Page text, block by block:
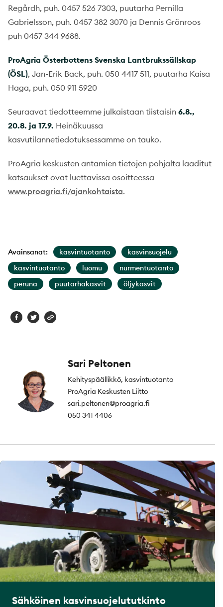
Regårdh, puh. 0457 526 7303, puutarha Pernilla
Gabrielsson, puh. 0457 382 3070 ja Dennis Grönroos
puh 0457 344 9688.
ProAgria Österbottens Svenska Lantbrukssällskap
(ÖSL), Jan-Erik Back, puh. 050 4417 511, puutarha Kaisa
Haga, puh. 050 911 5920
Seuraavat tiedotteemme julkaistaan tiistaisin 6.8.,
20.8. ja 17.9. Heinäkuussa
kasvutilannetiedotuksessamme on tauko.
ProAgria keskusten antamien tietojen pohjalta laaditut
katsaukset ovat luettavissa osoitteessa
www.proagria.fi/ajankohtaista.
Avainsanat: kasvintuotanto
kasvinsuojelu
kasvintuotanto
luomu
nurmentuotanto
peruna
puutarhakasvit öljykasvit
Sari Peltonen
Kehityspäällikkö, kasvintuotanto
ProAgria Keskusten Liitto
sari.peltonen@proagria.fi
050 341 4406
Sähköinen kasvinsuojelututkinto